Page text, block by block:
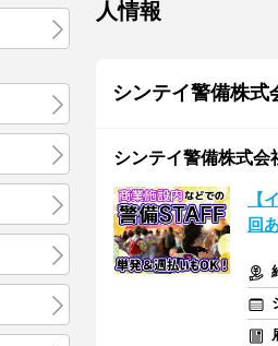
人情報
シンテイ警備株式
シンテイ警備株式
【
回